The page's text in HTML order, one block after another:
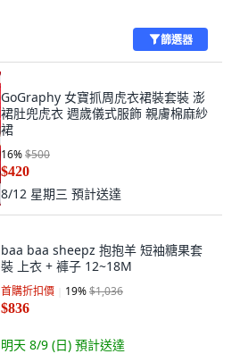
篩選器
GoGraphy 女寶抓周虎衣裙裝套裝 澎
裙肚兜虎衣 週歲儀式服飾 親膚棉麻紗
裙
16%$500
$420
8/12 星期三 預計送達
baa baa sheepz 抱抱羊 短袖糖果套
裝 上衣 + 褲子 12~18M
首購折扣價 19%$1,036
$836
明天 8/9 (日) 預計送達